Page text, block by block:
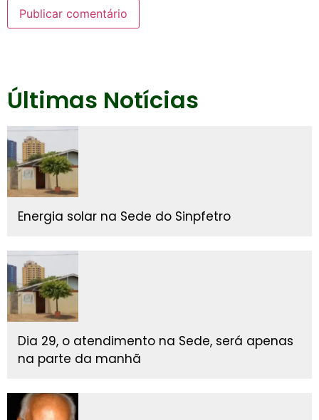
Últimas Notícias
Energia solar na Sede do Sinpfetro
Dia 29, o atendimento na Sede, será apenas
na parte da manhã